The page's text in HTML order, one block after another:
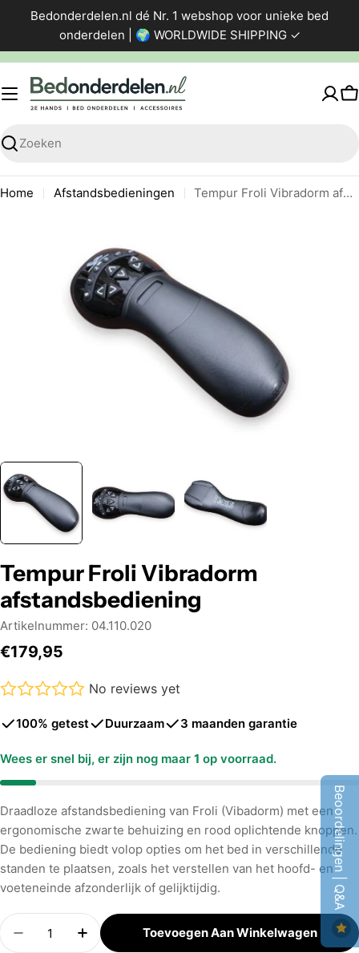
de
inhoud
Bedonderdelen.nl dé Nr. 1 webshop voor unieke bed
onderdelen | 🌍 WORLDWIDE SHIPPING ✓
Zoeken
Home Afstandsbedieningen
Tempur Froli Vibradorm afstandsbediening
productinformatie
0 zichtbaar in de afbeeldingen
Tempur Froli Vibradorm
afstandsbediening
Artikelnummer: 04.110.020
Normale
€179,95
No reviews yet
100% getest Duurzaam 3 maanden garantie
Wees er snel bij, er zijn nog maar 1 op voorraad.
Draadloze afstandsbediening van Froli (Vibadorm) met een
ergonomische zwarte behuizing en rood oplichtende knoppen.
De bediening biedt volop opties om het bed in verschillende
standen te plaatsen, zoals het verstellen van het hoofd- en
voeteneinde afzonderlijk of gelijktijdig.
Aantal
Hoeveelheid Verminderen Voor Tempur Froli
Verhoog Aantal Voor Tempur Froli
Toevoegen Aan Winkelwagen
Beoordelingen | Q&A